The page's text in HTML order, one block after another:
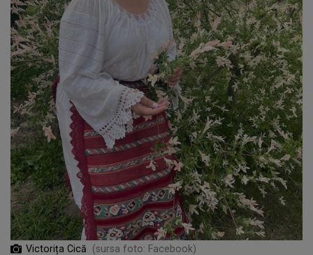
Victorița Cică (sursa foto: Facebook)